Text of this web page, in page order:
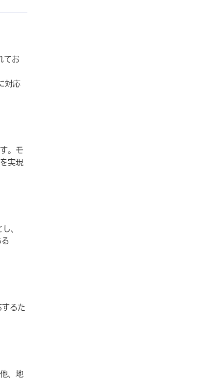
てお
対応
。モ
実現
、
るた
、地